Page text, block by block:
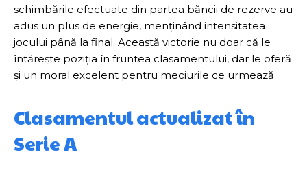
schimbările efectuate din partea băncii de rezerve au
adus un plus de energie, menținând intensitatea
jocului până la final. Această victorie nu doar că le
întărește poziția în fruntea clasamentului, dar le oferă
și un moral excelent pentru meciurile ce urmează.
Clasamentul actualizat în
Serie A